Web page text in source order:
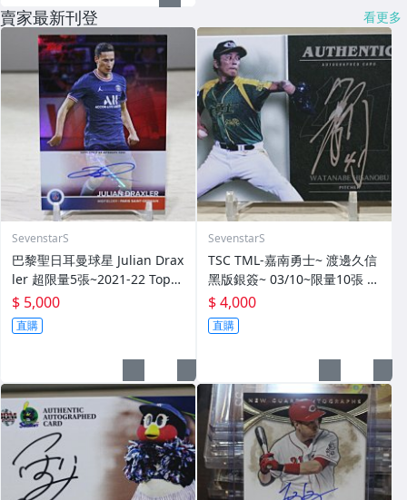
賣家最新刊登 看更多
SevenstarS
巴黎聖日耳曼球星 Julian Drax
ler 超限量5張~2021-22 Topp
s Paris Saint-Germain SSP
亮面簽名卡~
$ 5,000
直購
SevenstarS
TSC TML-嘉南勇士~ 渡邊久信
黑版銀簽~ 03/10~限量10張 簽
名卡~交換卡 已換回~ 簽背號4
1~西武獅日職3屆勝投王 勇士T
ML三冠王 MVP~
$ 4,000
直購